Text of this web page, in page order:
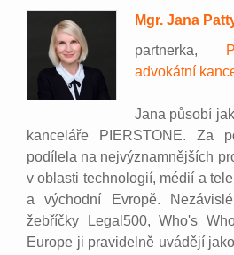
Mgr. Jana
partnerka,
advokátní
Jana působí
kanceláře PIERSTONE. Za
podílela na nejvýznamnějších
v oblasti technologií, médií a
a východní Evropě.
žebříčky Legal500, Who's
Europe ji pravidelně uvádějí